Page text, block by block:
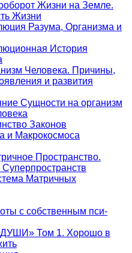
Жизни на Земле.
Жизни
Разума, Организма и
История
Человека. Причины,
и развития
Сущности на организм
Законов
и Макрокосмоса
Пространство.
Матричных
с собственным пси-
Том 1. Хорошо в